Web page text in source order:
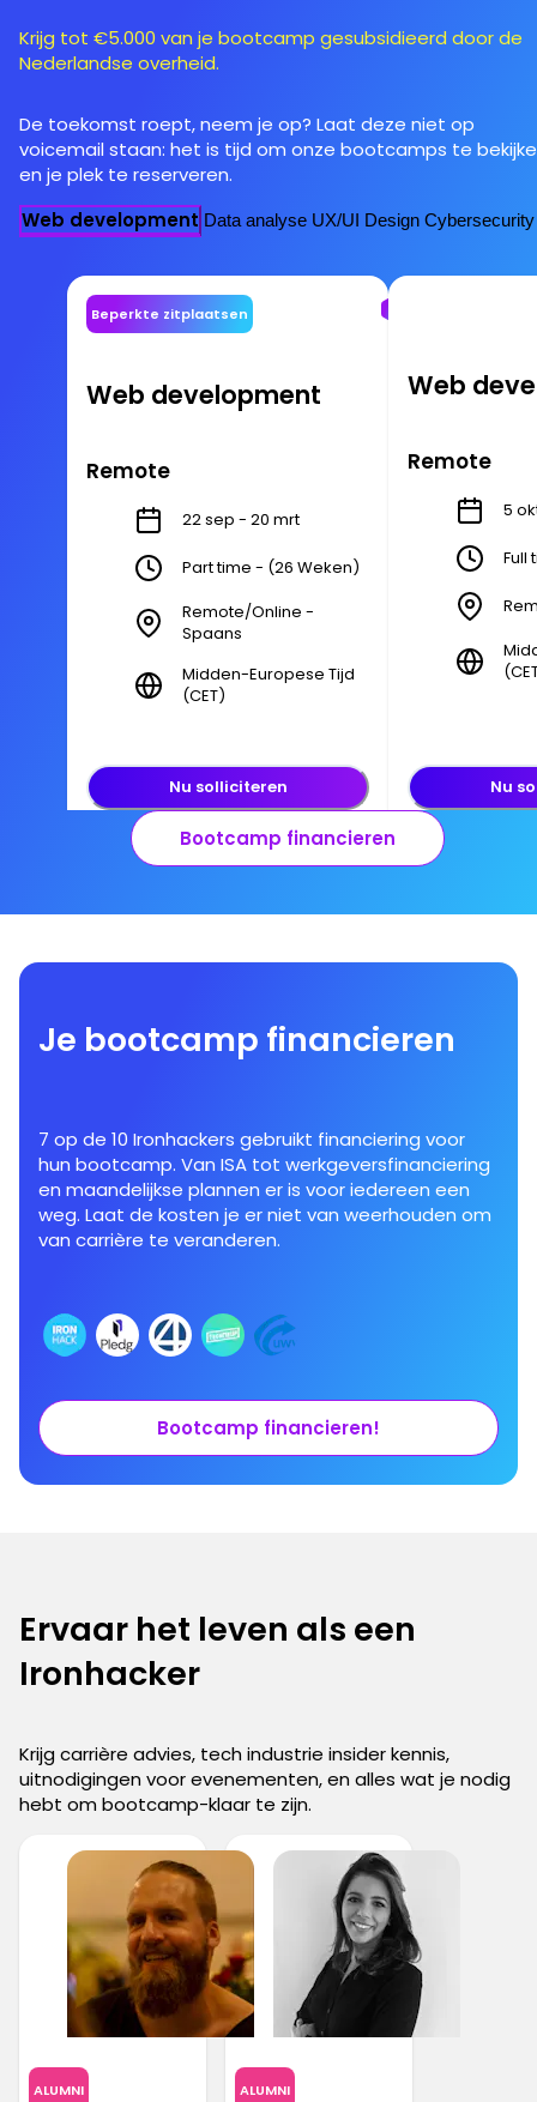
Krijg tot €5.000 van je bootcamp gesubsidieerd door de
Nederlandse overheid.
De toekomst roept, neem je op? Laat deze niet op
voicemail staan: het is tijd om onze bootcamps te
en je plek te reserveren.
Web development Data analyse UX/UI Design Cybersecurity
Beperkte zitplaatsen
Web development
Remote
22 sep - 20 mrt
Part time - (26 Weken)
Remote/Online -
Spaans
Midden-Europese Tijd
(CET)
Nu solliciteren
Web
Remote
5
Full
Nu
Bootcamp financieren
Je bootcamp financieren
7 op de 10 Ironhackers gebruikt financiering voor
hun bootcamp. Van ISA tot werkgeversfinanciering
en maandelijkse plannen er is voor iedereen een
weg. Laat de kosten je er niet van weerhouden om
van carrière te veranderen.
Bootcamp financieren!
Ervaar het leven als een
Ironhacker
Krijg carrière advies, tech industrie insider kennis,
uitnodigingen voor evenementen, en alles wat je nodig
hebt om bootcamp-klaar te zijn.
ALUMNI ALUMNI